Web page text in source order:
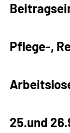
Pflege-,
25.und